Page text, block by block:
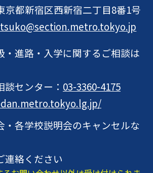
都新宿区西新宿二丁目8番1号
・進路・入学に関するご相談は
センター： 03-3360-4175
・各学校説明会のキャンセルな
連絡ください